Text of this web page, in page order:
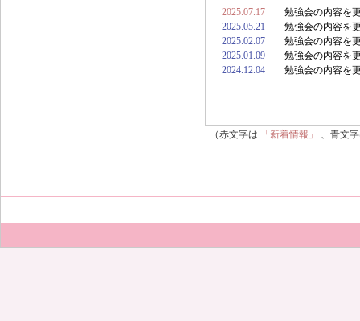
2025.07.17
勉強会の内容を
2025.05.21
勉強会の内容を
2025.02.07
勉強会の内容を
2025.01.09
勉強会の内容を
2024.12.04
勉強会の内容を
（赤文字は 「新着情報」 、青文